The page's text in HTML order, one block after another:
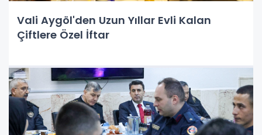
Vali Aygöl'den Uzun Yıllar Evli Kalan
Çiftlere Özel İftar